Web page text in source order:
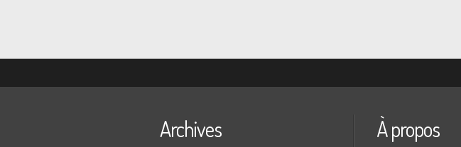
Archives À propos